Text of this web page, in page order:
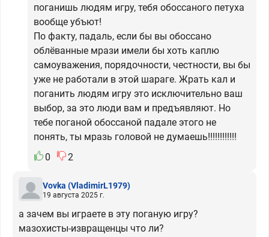
поганишь людям игру, тебя обоссаного петуха
вообще убъют!
По факту, падаль, если бы вы обоссано
облёванные мрази имели бы хоть каплю
самоуважения, порядочности, честности, вы бы
уже не работали в этой шараге. Жрать кал и
поганить людям игру это исключительно ваш
выбор, за это люди вам и предъявляют. Но
тебе поганой обоссаной падале этого не
понять, ты мразь головой не думаешь!!!!!!!!!!!!
0
2
Vovka (VladimirL1979)
19 августа 2025 г.
а зачем вы играете в эту поганую игру?
мазохисты-извращенцы что ли?